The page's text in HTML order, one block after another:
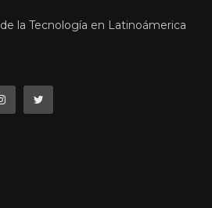
la Tecnología en Latinoámerica